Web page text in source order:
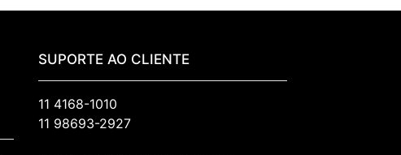
SUPORTE AO CLIENTE
11 4168-1010
11 98693-2927